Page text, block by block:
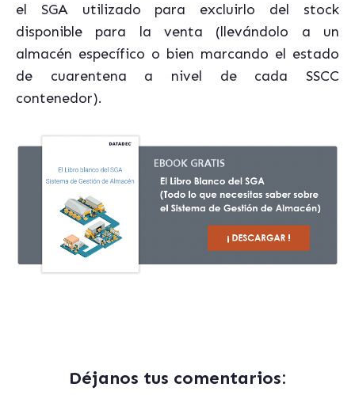
el SGA utilizado para excluirlo del stock
disponible para la venta (llevándolo a un
almacén específico o bien marcando el estado
de cuarentena a nivel de cada SSCC
contenedor).
Déjanos tus comentarios: